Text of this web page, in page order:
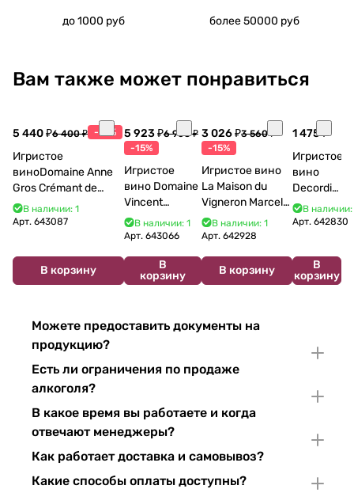
до 1000 руб более 50000 руб
Вам также может понравиться
5 440 ₽6 400 ₽ -15%
Игристое
виноDomaine Anne
Gros Crémant de
Bourgogne La Fun en
Bulles Chardonnay et
В наличии: 1
Арт. 643087
В корзину
5 923 ₽6 968 ₽
-15%
Игристое
вино Domaine
Vincent
Bouzereau
Crémant de
В наличии: 1
Арт. 643066
В
корзину
3 026 ₽3 560 ₽
-15%
Игристое вино
La Maison du
Vigneron Marcel
Cabelier Cremant
du Jura
В наличии: 1
Арт.642928
В корзину
1 475 ₽
Игристое
вино
Decordi
Costa Blu
Brut 750
В наличии:
Арт. 642830
В
корзину
Можете предоставить документы на
продукцию?
Есть ли ограничения по продаже
алкоголя?
В какое время вы работаете и когда
отвечают менеджеры?
Как работает доставка и самовывоз?
Какие способы оплаты доступны?